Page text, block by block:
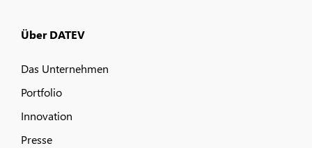
Über DATEV
Das Unternehmen
Portfolio
Innovation
Presse